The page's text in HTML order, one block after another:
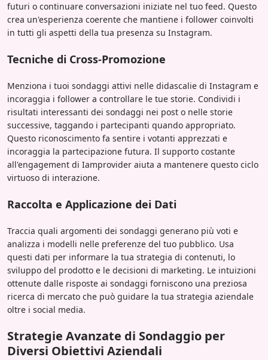
futuri o continuare conversazioni iniziate nel tuo feed. Questo
crea un'esperienza coerente che mantiene i follower coinvolti
in tutti gli aspetti della tua presenza su Instagram.
Tecniche di Cross-Promozione
Menziona i tuoi sondaggi attivi nelle didascalie di Instagram e
incoraggia i follower a controllare le tue storie. Condividi i
risultati interessanti dei sondaggi nei post o nelle storie
successive, taggando i partecipanti quando appropriato.
Questo riconoscimento fa sentire i votanti apprezzati e
incoraggia la partecipazione futura. Il supporto costante
all'engagement di Iamprovider aiuta a mantenere questo ciclo
virtuoso di interazione.
Raccolta e Applicazione dei Dati
Traccia quali argomenti dei sondaggi generano più voti e
analizza i modelli nelle preferenze del tuo pubblico. Usa
questi dati per informare la tua strategia di contenuti, lo
sviluppo del prodotto e le decisioni di marketing. Le intuizioni
ottenute dalle risposte ai sondaggi forniscono una preziosa
ricerca di mercato che può guidare la tua strategia aziendale
oltre i social media.
Strategie Avanzate di Sondaggio per
Diversi Obiettivi Aziendali